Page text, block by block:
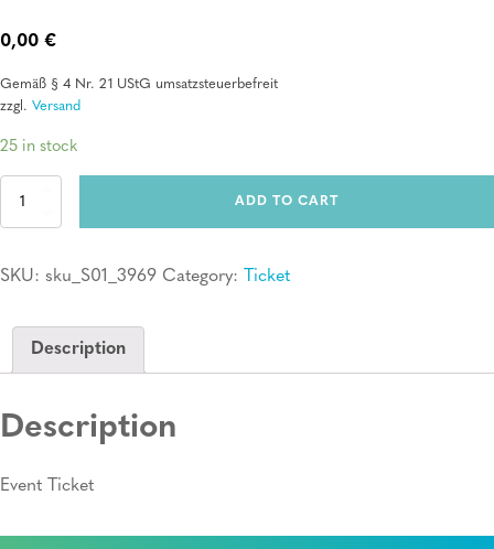
0,00 €
Gemäß § 4 Nr. 21 UStG umsatzsteuerbefreit
zzgl. Versand
25 in stock
Ticket:
quantity
ADD TO CART
SKU: sku_S01_3969 Category: Ticket
Description
Description
Event Ticket